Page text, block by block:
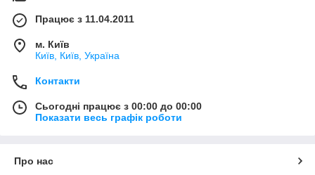
Працює з 11.04.2011
м. Київ
Київ, Київ, Україна
Контакти
Сьогодні працює з 00:00 до 00:00
Показати весь графік роботи
Про нас